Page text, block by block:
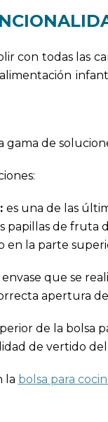
con todas las
gama de
es una de las
papillas de fruta
la parte
envase que se
apertura
de la bolsa
de vertido
la bolsa para